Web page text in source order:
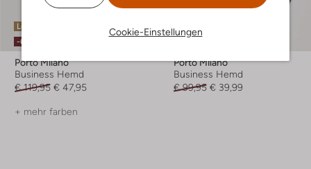
Cookie-Einstellungen
Letzter Artikel
-60%
Porto Milano
Business Hemd
€ 119,95 € 47,95
+ mehr farben
Porto Milano
Business Hemd
€ 99,95 € 39,99